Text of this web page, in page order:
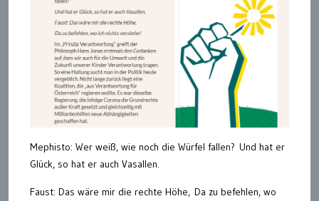
Mephisto: Wer weiß, wie noch die Würfel fallen? Und hat er
Glück, so hat er auch Vasallen.
Faust: Das wäre mir die rechte Höhe, Da zu befehlen, wo